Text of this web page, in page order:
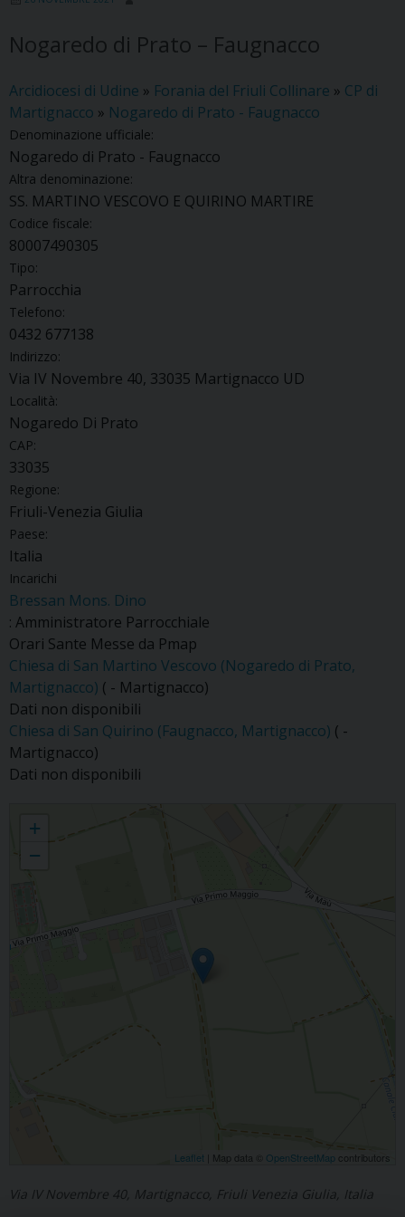
Nogaredo di Prato – Faugnacco
Arcidiocesi di Udine » Forania del Friuli Collinare » CP di
Martignacco » Nogaredo di Prato - Faugnacco
Denominazione ufficiale:
Nogaredo di Prato - Faugnacco
Altra denominazione:
SS. MARTINO VESCOVO E QUIRINO MARTIRE
Codice fiscale:
80007490305
Tipo:
Parrocchia
Telefono:
0432 677138
Indirizzo:
Via IV Novembre 40, 33035 Martignacco UD
Località:
Nogaredo Di Prato
CAP:
33035
Regione:
Friuli-Venezia Giulia
Paese:
Italia
Incarichi
Bressan Mons. Dino
: Amministratore Parrocchiale
Orari Sante Messe da Pmap
Chiesa di San Martino Vescovo (Nogaredo di Prato,
Martignacco) ( - Martignacco)
Dati non disponibili
Chiesa di San Quirino (Faugnacco, Martignacco) ( -
Martignacco)
Dati non disponibili
Nogaredo di Prato - Faugnacco
+
−
Leaflet | Map data © OpenStreetMap contributors
Via IV Novembre 40, Martignacco, Friuli Venezia Giulia, Italia